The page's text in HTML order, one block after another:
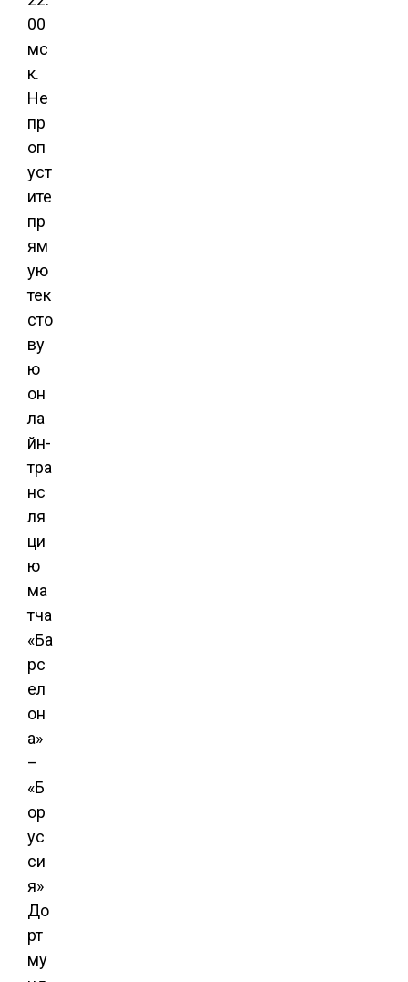
00
мс
к.
Не
пр
оп
уст
ите
пр
ям
ую
тек
сто
ву
ю
он
ла
йн-
тра
нс
ля
ци
ю
ма
тча
«Ба
рс
ел
он
а»
–
«Б
ор
ус
си
я»
До
рт
му